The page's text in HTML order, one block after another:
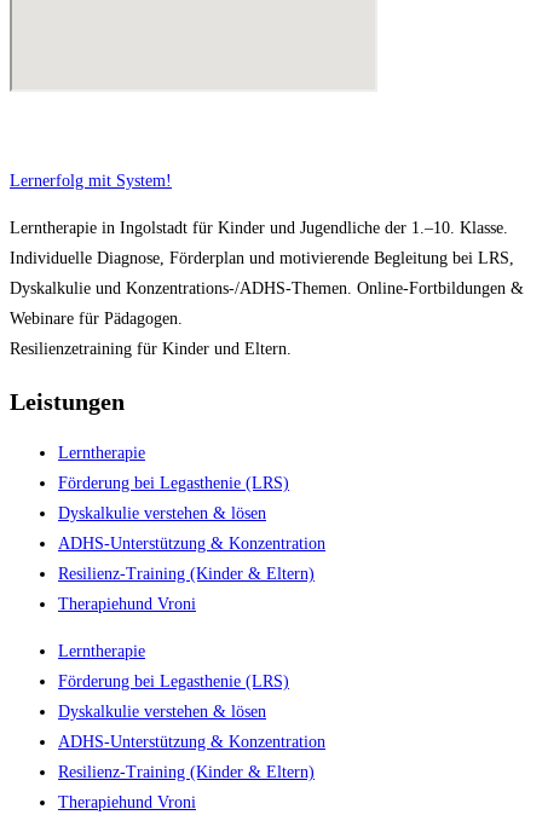
Lernerfolg mit System!
Lerntherapie in Ingolstadt für Kinder und Jugendliche der 1.–10. Klasse.
Individuelle Diagnose, Förderplan und motivierende Begleitung bei LRS,
Dyskalkulie und Konzentrations-/ADHS-Themen. Online-Fortbildungen &
Webinare für Pädagogen.
Resilienzetraining für Kinder und Eltern.
Leistungen
Lerntherapie
Förderung bei Legasthenie (LRS)
Dyskalkulie verstehen & lösen
ADHS-Unterstützung & Konzentration
Resilienz-Training (Kinder & Eltern)
Therapiehund Vroni
Lerntherapie
Förderung bei Legasthenie (LRS)
Dyskalkulie verstehen & lösen
ADHS-Unterstützung & Konzentration
Resilienz-Training (Kinder & Eltern)
Therapiehund Vroni